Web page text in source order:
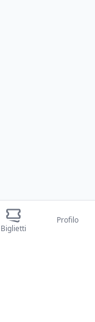
Biglietti
Profilo